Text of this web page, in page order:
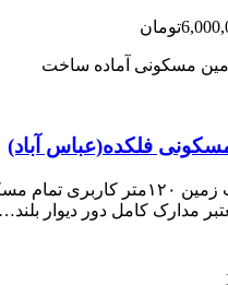
مسکونی آماده ساخت
فلکده(عباس آباد)
مساحت زمین ۱۲۰متر کاربری
مدارک کامل دور دیوار بلند…